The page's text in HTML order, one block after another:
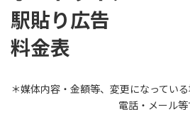
駅貼り広告
料金表
＊媒体内容・金額等、変更になってい
電話・メール等